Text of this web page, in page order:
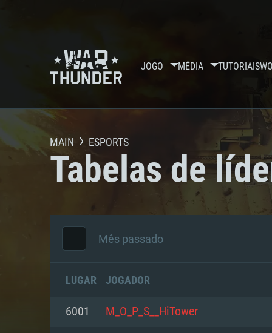
JOGO MÉDIA TUTORIAIS
MAIN ESPORTS
Tabelas de
Mês passado
LUGAR JOGADOR
6001 M_O_P_S__HiTower